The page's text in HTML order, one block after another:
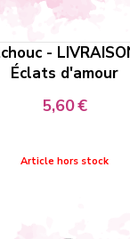
-
Éclats d'amour
5,60€
Article hors stock